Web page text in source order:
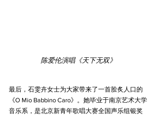
陈爱伦演唱《天下无双》
最后，石雯卉女士为大家带来了一首脍炙人口的
《O Mio Babbino Caro》。她毕业于南京艺术大学
音乐系，是北京新青年歌唱大赛全国声乐组银奖